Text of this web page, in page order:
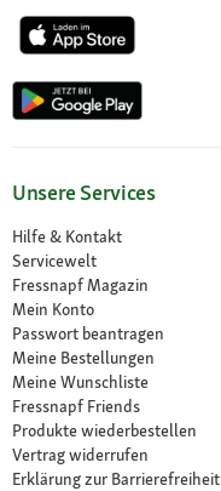
Unsere Services
Hilfe & Kontakt
Servicewelt
Fressnapf Magazin
Mein Konto
Passwort beantragen
Meine Bestellungen
Meine Wunschliste
Fressnapf Friends
Produkte wiederbestellen
Vertrag widerrufen
Erklärung zur Barrierefreiheit